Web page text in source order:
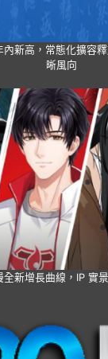
新高，常態化擴容
晰風向
新增長曲線，IP 實